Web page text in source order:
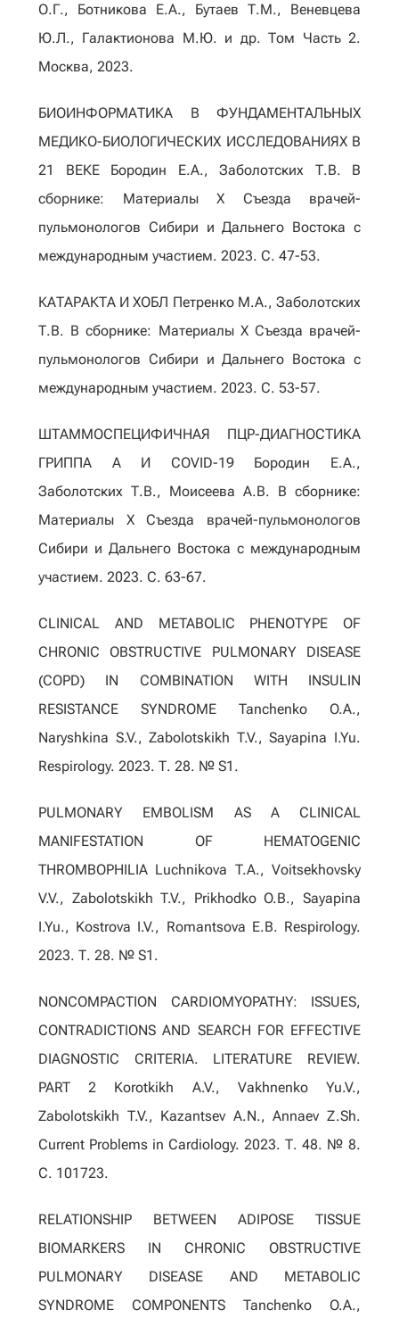
О.Г., Ботникова Е.А., Бутаев Т.М., Веневцева
Ю.Л., Галактионова М.Ю. и др. Том Часть 2.
Москва, 2023.
БИОИНФОРМАТИКА В ФУНДАМЕНТАЛЬНЫХ
МЕДИКО-БИОЛОГИЧЕСКИХ ИССЛЕДОВАНИЯХ В
21 ВЕКЕ Бородин Е.А., Заболотских Т.В. В
сборнике: Материалы X Съезда врачей-
пульмонологов Сибири и Дальнего Востока с
международным участием. 2023. С. 47-53.
КАТАРАКТА И ХОБЛ Петренко М.А., Заболотских
Т.В. В сборнике: Материалы X Съезда врачей-
пульмонологов Сибири и Дальнего Востока с
международным участием. 2023. С. 53-57.
ШТАММОСПЕЦИФИЧНАЯ ПЦР-ДИАГНОСТИКА
ГРИППА А И COVID-19 Бородин Е.А.,
Заболотских Т.В., Моисеева А.В. В сборнике:
Материалы X Съезда врачей-пульмонологов
Сибири и Дальнего Востока с международным
участием. 2023. С. 63-67.
CLINICAL AND METABOLIC PHENOTYPE OF
CHRONIC OBSTRUCTIVE PULMONARY DISEASE
(COPD) IN COMBINATION WITH INSULIN
RESISTANCE SYNDROME Tanchenko O.A.,
Naryshkina S.V., Zabolotskikh T.V., Sayapina I.Yu.
Respirology. 2023. Т. 28. № S1.
PULMONARY EMBOLISM AS A CLINICAL
MANIFESTATION OF HEMATOGENIC
THROMBOPHILIA Luchnikova T.A., Voitsekhovsky
V.V., Zabolotskikh T.V., Prikhodko O.B., Sayapina
I.Yu., Kostrova I.V., Romantsova E.B. Respirology.
2023. Т. 28. № S1.
NONCOMPACTION CARDIOMYOPATHY: ISSUES,
CONTRADICTIONS AND SEARCH FOR EFFECTIVE
DIAGNOSTIC CRITERIA. LITERATURE REVIEW.
PART 2 Korotkikh A.V., Vakhnenko Yu.V.,
Zabolotskikh T.V., Kazantsev A.N., Annaev Z.Sh.
Current Problems in Cardiology. 2023. Т. 48. № 8.
С. 101723.
RELATIONSHIP BETWEEN ADIPOSE TISSUE
BIOMARKERS IN CHRONIC OBSTRUCTIVE
PULMONARY DISEASE AND METABOLIC
SYNDROME COMPONENTS Tanchenko O.A.,